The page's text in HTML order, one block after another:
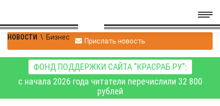
НОВОСТИ \ Бизнес Прислать новость
ФОНД ПОДДЕРЖКИ САЙТА "КРАСРАБ.РУ":
с начала 2026 года читатели перечислили 32 800
рублей